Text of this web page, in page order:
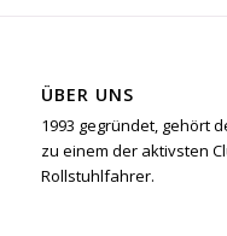
ÜBER UNS
1993 gegründet, gehört
zu einem der aktivsten
Rollstuhlfahrer.